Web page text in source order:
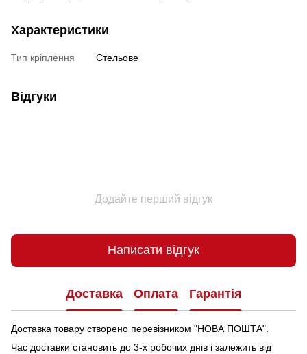
Характеристики
Тип кріплення Стельове
Відгуки
Додайте перший відгук
Написати відгук
Доставка Оплата Гарантія
Доставка товару створено перевізником "НОВА ПОШТА".
Час доставки становить до 3-х робочих днів і залежить від